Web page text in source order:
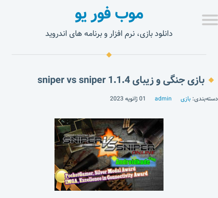
موب فور یو
دانلود بازی، نرم افزار و برنامه های اندروید
بازی جنگی و زیبای sniper vs sniper 1.1.4
دسته‌بندی: بازی admin 01 ژانویه 2023